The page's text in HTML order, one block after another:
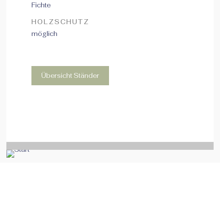
Fichte
HOLZSCHUTZ
möglich
Übersicht Ständer